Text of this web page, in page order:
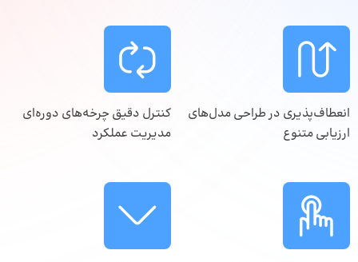
انعطاف‌پذیری در طراحی مدل‌های
ارزیابی متنوع
کنترل دقیق چرخه‌های دوره‌ای
مدیریت عملکرد